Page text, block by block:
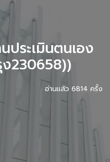
ประเมินตนเอง
230658))
อ่านแล้ว 6814 ครั้ง